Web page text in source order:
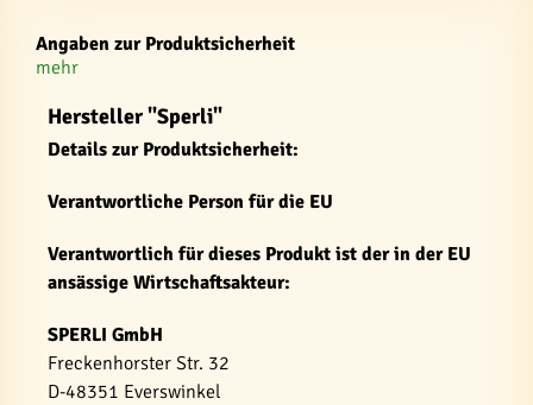
Angaben zur Produktsicherheit
mehr
Hersteller "Sperli"
Details zur Produktsicherheit:
Verantwortliche Person für die EU
Verantwortlich für dieses Produkt ist der in der EU
ansässige Wirtschaftsakteur:
SPERLI GmbH
Freckenhorster Str. 32
D-48351 Everswinkel